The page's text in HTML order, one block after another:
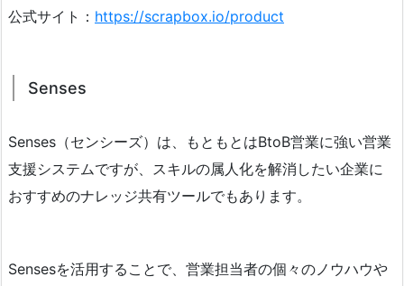
公式サイト： https://scrapbox.io/product
Senses
Senses（センシーズ）は、もともとはBtoB営業に強い営業
支援システムですが、スキルの属人化を解消したい企業に
おすすめのナレッジ共有ツールでもあります。
Sensesを活用することで、営業担当者の個々のノウハウや